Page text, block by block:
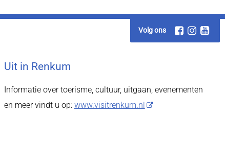
Volg ons
Uit in Renkum
Informatie over toerisme, cultuur, uitgaan, evenementen
en meer vindt u op: www.visitrenkum.nl